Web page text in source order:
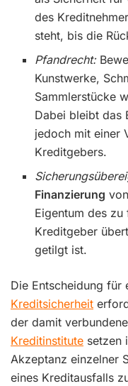
des
steht, bis die
Pfandrecht:
Kunstwerke,
Sammlerstücke
Dabei bleibt das
jedoch mit einer
Kreditgebers.
Finanzierung
Eigentum des
Kreditgeber
getilgt ist.
Die Entscheidung für
Kreditsicherheit
der damit
Kreditinstitute setzen
Akzeptanz einzelner
eines Kreditausfalls